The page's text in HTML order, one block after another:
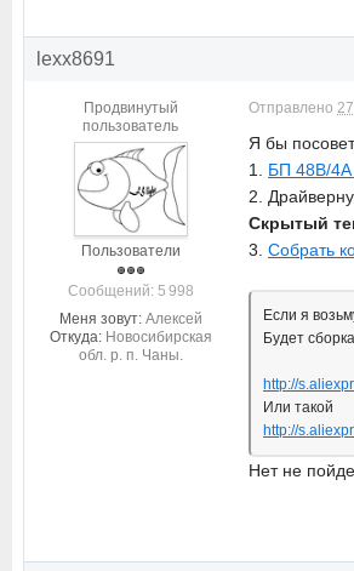
lexx8691
Продвинутый
пользователь
Пользователи
Cообщений: 5 998
Меня зовут: Алексей
Откуда: Новосибирская
обл. р. п. Чаны.
Отправлено
Я бы
1. БП 48В/4А
2.
Скрытый
3. Собрать
Если я
Будет
http://
Или такой
http://
Нет не